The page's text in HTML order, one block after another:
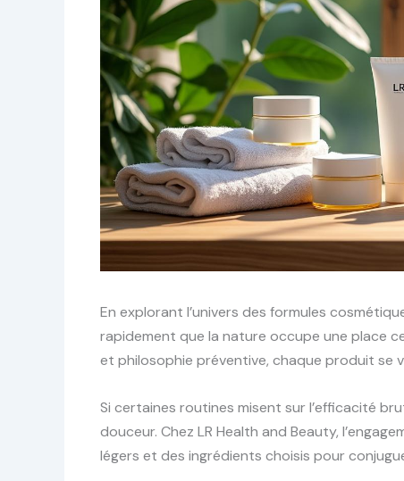
En explorant l’univers des formules
rapidement que la nature occupe une place
et philosophie préventive, chaque produit se
Si certaines routines misent sur l’efficacité
douceur. Chez LR Health and Beauty,
légers et des ingrédients choisis pour